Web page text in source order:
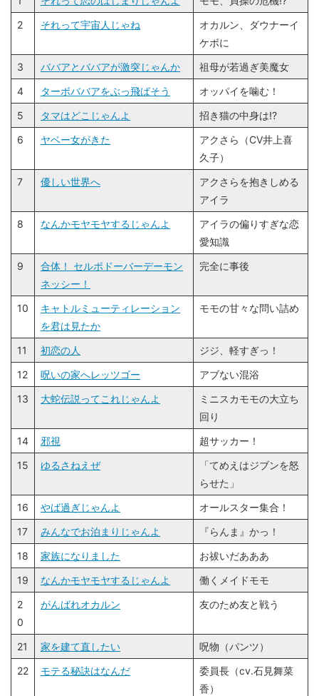
2
それって宇宙人じゃね
オカルン、ダウナーイ
ケボに
3
ババアとババアが激突じゃんか
祖母が若過ぎ美魔女
4
ターボババアをぶっ飛ばそう
オッパイを噛む！
5
タマはどこじゃんよ
招き猫の中身は!?
6
ヤベー女がきた
アクさら（CV井上喜
久子）
7
優しい世界へ
アクさらを抱きしめる
アイラ
8
なんかモヤモヤするじゃんよ
アイラの偏りすぎな恋
愛知識
9
合体！ セルポドーバーデーモン
ネッシー！
完全に事後
10
キャトルミューティレーション
を君は見たか
モモの甘々な問い詰め
11 初恋の人
ジジ、軽すぎっ！
12
呪いの家へレッツゴー
アブない混浴
13
大蛇伝説ってこれじゃんよ
ミニスカモモの大立ち
回り
14
邪視
超サッカー！
15
ゆるさねえぜ
「てめえはジブンを怒
らせた」
16
やば過ぎじゃんよ
オールスター集合！
17
みんなでお泊まりじゃんよ
『らんま』かっ！
18
家族になりました
お祓いだあああ
19
なんかモヤモヤするじゃんよ
働くメイドモモ
2
0
がんばれオカルン 友のため友と戦う
21 家を建て直したい
呪物（パンツ）
22
モテる秘訣はなんだ
委員長（cv.石見舞菜
香）